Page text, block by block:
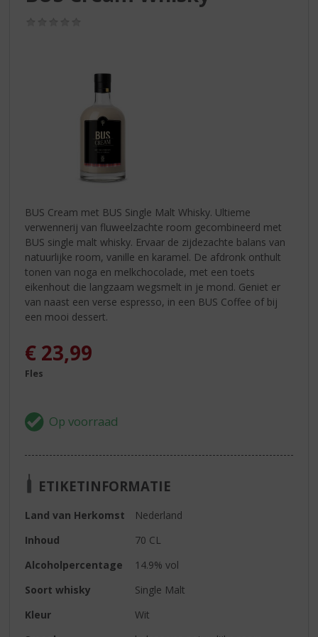
BUS Cream met BUS Single Malt Whisky. Ultieme
verwennerij van fluweelzachte room gecombineerd met
BUS single malt whisky. Ervaar de zijdezachte balans van
natuurlijke room, vanille en karamel. De afdronk onthult
tonen van noga en melkchocolade, met een toets
eikenhout die langzaam wegsmelt in je mond. Geniet er
van naast een verse espresso, in een BUS Coffee of bij
een mooi dessert.
€ 23,99
Fles
ETIKETINFORMATIE
Land van Herkomst
Nederland
Inhoud
70 CL
Alcoholpercentage
14.9% vol
Soort whisky
Single Malt
Kleur
Wit